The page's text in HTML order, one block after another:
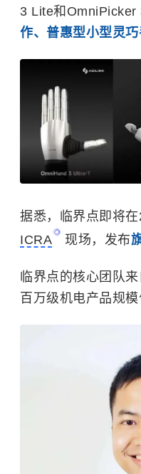
3 Lite和OmniPicker
作、普惠型小型灵巧
据悉，临界点即将
ICRA
现场，发布
临界点的核心团队
百万级机电产品规模